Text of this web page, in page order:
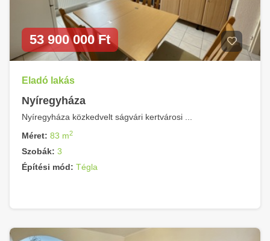
53 900 000 Ft
Eladó lakás
Nyíregyháza
Nyíregyháza közkedvelt ságvári kertvárosi ...
Méret: 83 m2
Szobák: 3
Építési mód: Tégla